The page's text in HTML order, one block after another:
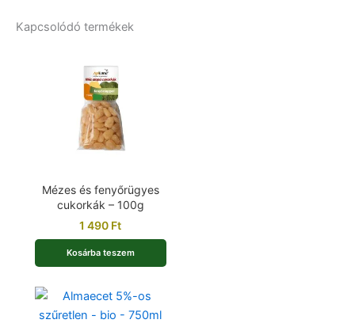
Kapcsolódó termékek
Mézes és fenyőrügyes
cukorkák – 100g
1 490 Ft
Kosárba teszem